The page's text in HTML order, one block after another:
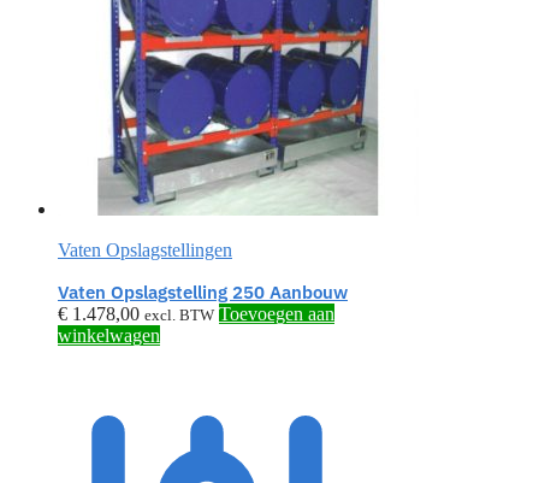
Vaten Opslagstellingen
Vaten Opslagstelling 250 Aanbouw
€ 1.478,00 excl. BTW Toevoegen aan
winkelwagen